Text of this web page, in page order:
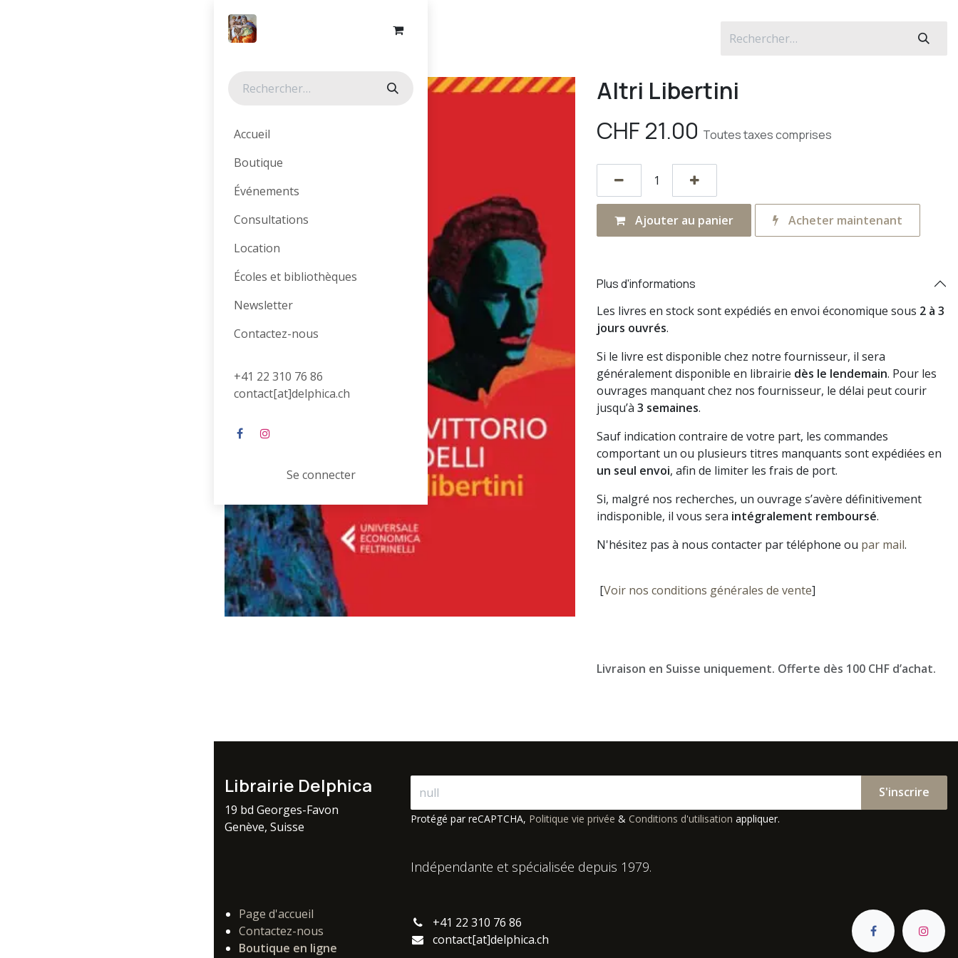
Accueil
Boutique
Événements
Consultations
Location
Écoles et bibliothèques
Newsletter
Contactez-nous
+41 22 310 76 86
contact[at]delphica.ch
Se connecter
Tous les produits Altri Libertini
Altri Libertini
CHF 21.00 Toutes taxes comprises
Ajouter au panier Acheter maintenant
Plus d'informations
Les livres en stock sont expédiés en envoi économique sous 2 à 3
jours ouvrés.
Si le livre est disponible chez notre fournisseur, il sera
généralement disponible en librairie dès le lendemain. Pour les
ouvrages manquant chez nos fournisseur, le délai peut courir
jusqu’à 3 semaines.
Sauf indication contraire de votre part, les commandes
comportant un ou plusieurs titres manquants sont expédiées en
un seul envoi, afin de limiter les frais de port.
Si, malgré nos recherches, un ouvrage s’avère définitivement
indisponible, il vous sera intégralement remboursé.
N'hésitez pas à nous contacter par téléphone ou par mail.
[Voir nos conditions générales de vente]
Livraison en Suisse uniquement. Offerte dès 100 CHF d’achat.
Librairie Delphica
19 bd Georges-Favon
Genève, Suisse
S'inscrire
Protégé par reCAPTCHA, Politique vie privée & Conditions d'utilisation appliquer.
Indépendante et spécialisée depuis 1979.
Page d'accueil
Contactez-nous
Boutique en ligne
+41 22 310 76 86
contact[at]delphica.ch